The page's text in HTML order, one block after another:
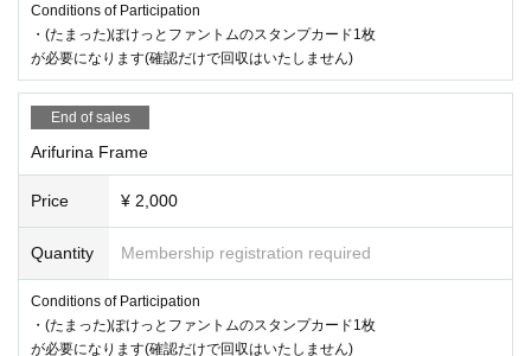
Conditions of Participation
・(たまった)ぽけっとファントムのスタンプカード1枚
が必要になります(確認だけで回収はいたしません)
End of sales
Arifurina Frame
Price ¥ 2,000
Quantity Membership registration required
Conditions of Participation
・(たまった)ぽけっとファントムのスタンプカード1枚
が必要になります(確認だけで回収はいたしません)